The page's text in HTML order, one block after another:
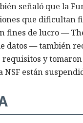
señaló que la
que dificultan
fines de lucro —
datos — también
y
están